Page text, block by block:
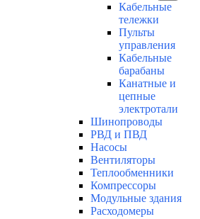
Кабельные
тележки
Пульты
управления
Кабельные
барабаны
Канатные и
цепные
электротали
Шинопроводы
РВД и ПВД
Насосы
Вентиляторы
Теплообменники
Компрессоры
Модульные здания
Расходомеры